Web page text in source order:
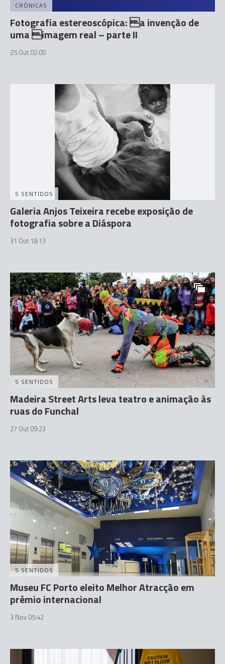
CRÓNICAS
Fotografia estereoscópica: a invenção de
uma imagem real – parte II
25 Out 02:00
5 SENTIDOS
Galeria Anjos Teixeira recebe exposição de
fotografia sobre a Diáspora
31 Out 18:13
5 SENTIDOS
Madeira Street Arts leva teatro e animação às
ruas do Funchal
27 Out 09:23
5 SENTIDOS
Museu FC Porto eleito Melhor Atracção em
prémio internacional
3 Nov 05:42